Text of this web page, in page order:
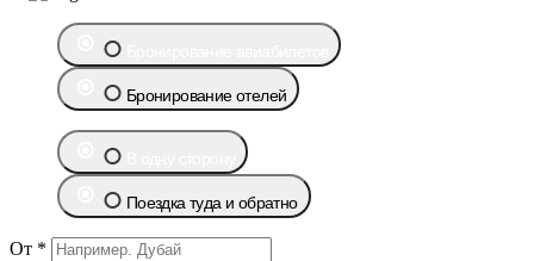
Бронирование отелей
Поездка туда и обратно
От *